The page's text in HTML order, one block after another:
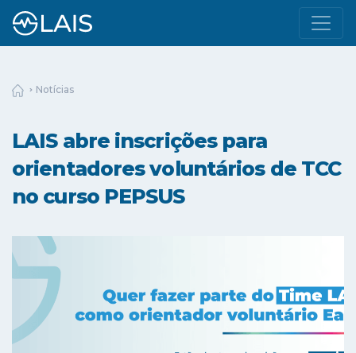
Notícias
LAIS abre inscrições para
orientadores voluntários de TCC
no curso PEPSUS